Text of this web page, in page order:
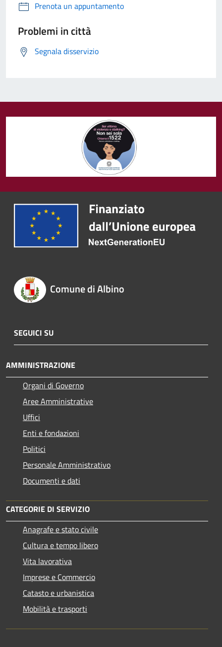
Prenota un appuntamento
Problemi in città
Segnala disservizio
Comune di Albino
SEGUICI SU
AMMINISTRAZIONE
Organi di Governo
Aree Amministrative
Uffici
Enti e fondazioni
Politici
Personale Amministrativo
Documenti e dati
CATEGORIE DI SERVIZIO
Anagrafe e stato civile
Cultura e tempo libero
Vita lavorativa
Imprese e Commercio
Catasto e urbanistica
Mobilità e trasporti